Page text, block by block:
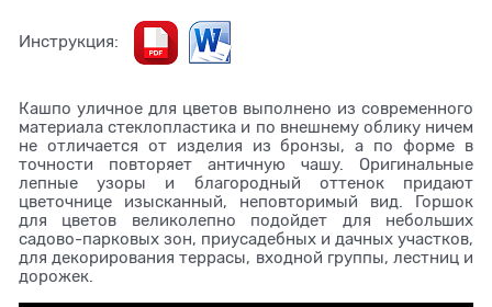
Инструкция:
Кашпо уличное для цветов выполнено из современного
материала стеклопластика и по внешнему облику ничем
не отличается от изделия из бронзы, а по форме в
точности повторяет античную чашу. Оригинальные
лепные узоры и благородный оттенок придают
цветочнице изысканный, неповторимый вид. Горшок
для цветов великолепно подойдет для небольших
садово-парковых зон, приусадебных и дачных участков,
для декорирования террасы, входной группы, лестниц и
дорожек.